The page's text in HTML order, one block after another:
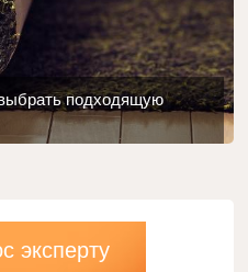
подходящую
эксперту